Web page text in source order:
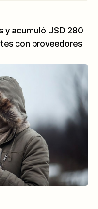
y acumuló USD 280
con proveedores